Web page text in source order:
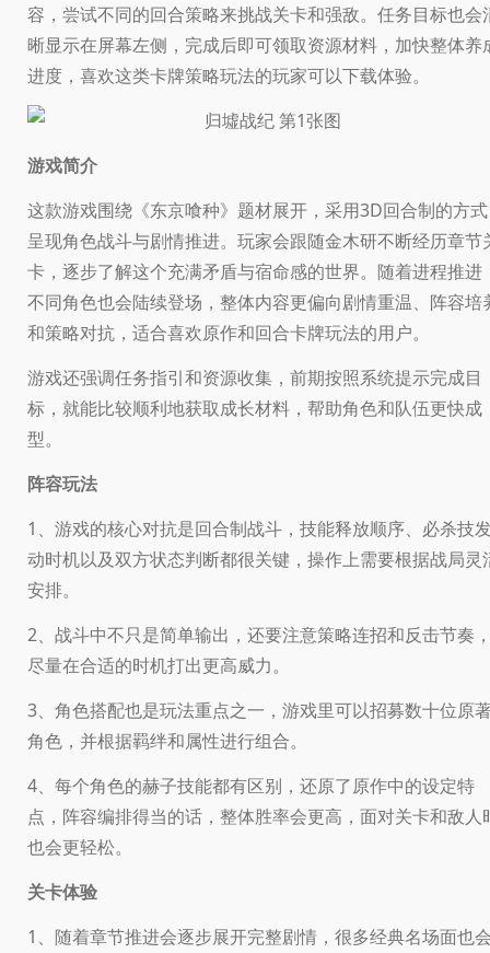
容，尝试不同的回合策略来挑战关卡和强敌。任务目标也会
晰显示在屏幕左侧，完成后即可领取资源材料，加快整体养
进度，喜欢这类卡牌策略玩法的玩家可以下载体验。
游戏简介
这款游戏围绕《东京喰种》题材展开，采用3D回合制的方式
呈现角色战斗与剧情推进。玩家会跟随金木研不断经历章节
卡，逐步了解这个充满矛盾与宿命感的世界。随着进程推进
不同角色也会陆续登场，整体内容更偏向剧情重温、阵容培
和策略对抗，适合喜欢原作和回合卡牌玩法的用户。
游戏还强调任务指引和资源收集，前期按照系统提示完成目
标，就能比较顺利地获取成长材料，帮助角色和队伍更快成
型。
阵容玩法
1、游戏的核心对抗是回合制战斗，技能释放顺序、必杀技
动时机以及双方状态判断都很关键，操作上需要根据战局灵
安排。
2、战斗中不只是简单输出，还要注意策略连招和反击节奏
尽量在合适的时机打出更高威力。
3、角色搭配也是玩法重点之一，游戏里可以招募数十位原
角色，并根据羁绊和属性进行组合。
4、每个角色的赫子技能都有区别，还原了原作中的设定特
点，阵容编排得当的话，整体胜率会更高，面对关卡和敌人
也会更轻松。
关卡体验
1、随着章节推进会逐步展开完整剧情，很多经典名场面也